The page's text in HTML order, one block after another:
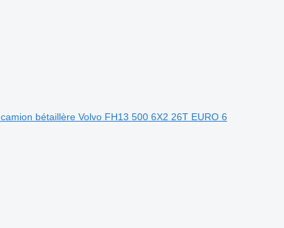
camion bétaillère Volvo FH13 500 6X2 26T EURO 6